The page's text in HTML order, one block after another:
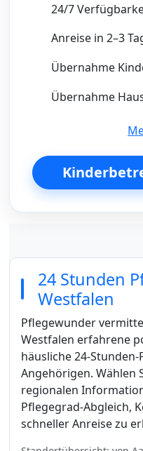
24/7
Anreise in 2–3
Übernahme
Übernahme
24 Stunden
Westfalen
Pflegewunder
Westfalen erfahrene
häusliche 24-
Angehörigen. Wählen
regionalen
Pflegegrad-Abgleich,
schneller Anreise zu